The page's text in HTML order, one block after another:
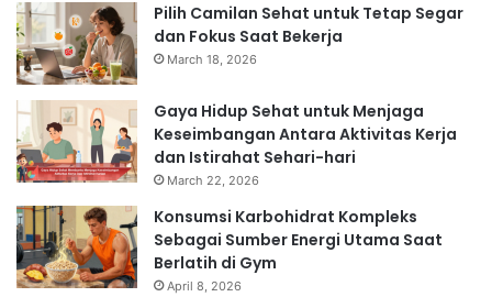
Pilih Camilan Sehat untuk Tetap Segar
dan Fokus Saat Bekerja
March 18, 2026
Gaya Hidup Sehat untuk Menjaga
Keseimbangan Antara Aktivitas Kerja
dan Istirahat Sehari-hari
March 22, 2026
Konsumsi Karbohidrat Kompleks
Sebagai Sumber Energi Utama Saat
Berlatih di Gym
April 8, 2026